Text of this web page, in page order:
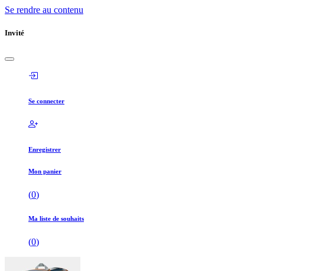
Se rendre au contenu
Invité
Se connecter
Enregistrer
Mon panier
(0)
Ma liste de souhaits
(0)